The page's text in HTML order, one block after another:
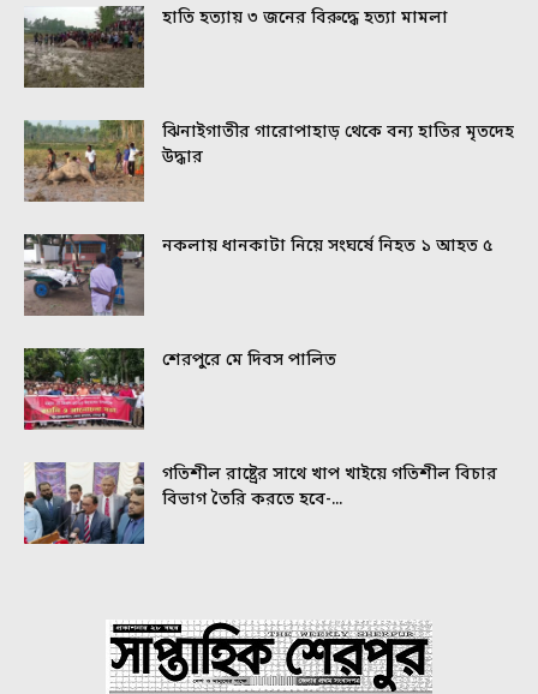
হাতি হত্যায় ৩ জনের বিরুদ্ধে হত্যা মামলা
ঝিনাইগাতীর গারোপাহাড় থেকে বন্য হাতির মৃতদেহ
উদ্ধার
নকলায় ধানকাটা নিয়ে সংঘর্ষে নিহত ১ আহত ৫
শেরপুরে মে দিবস পালিত
গতিশীল রাষ্ট্রের সাথে খাপ খাইয়ে গতিশীল বিচার
বিভাগ তৈরি করতে হবে-...